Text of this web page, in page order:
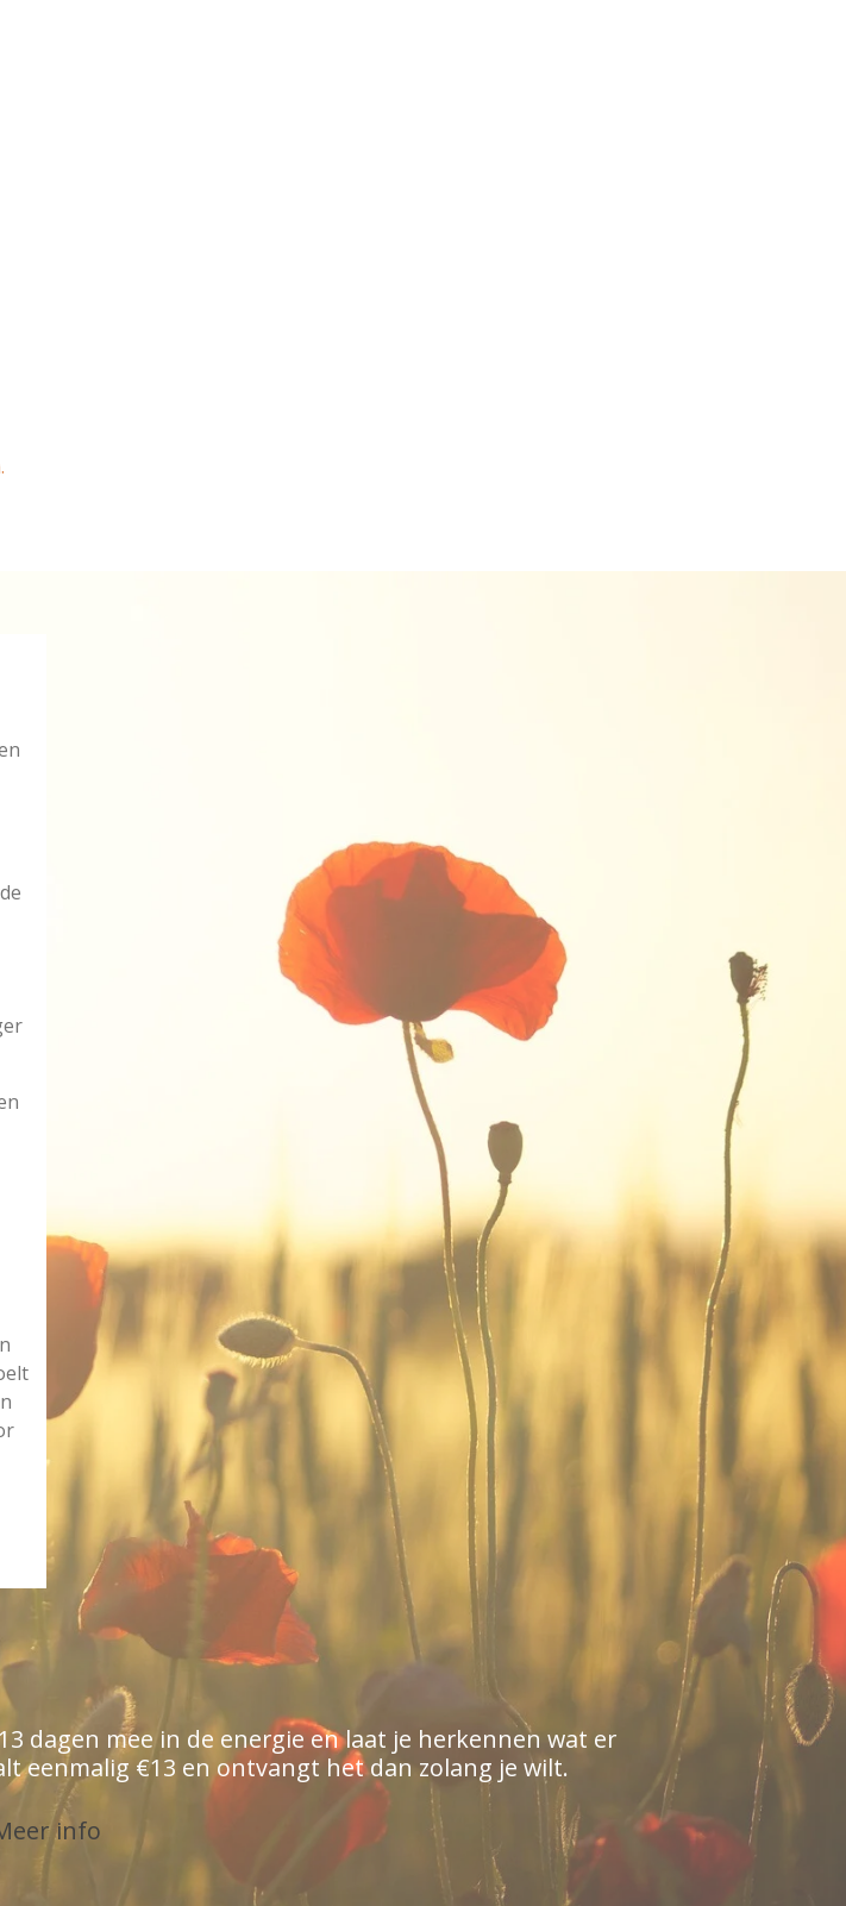
dagen mee in de energie en laat je herkennen wat er
eenmalig €13 en ontvangt het dan zolang je wilt.
info